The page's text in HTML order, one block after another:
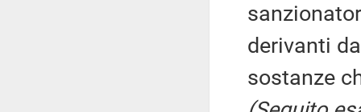
derivanti
sostanze